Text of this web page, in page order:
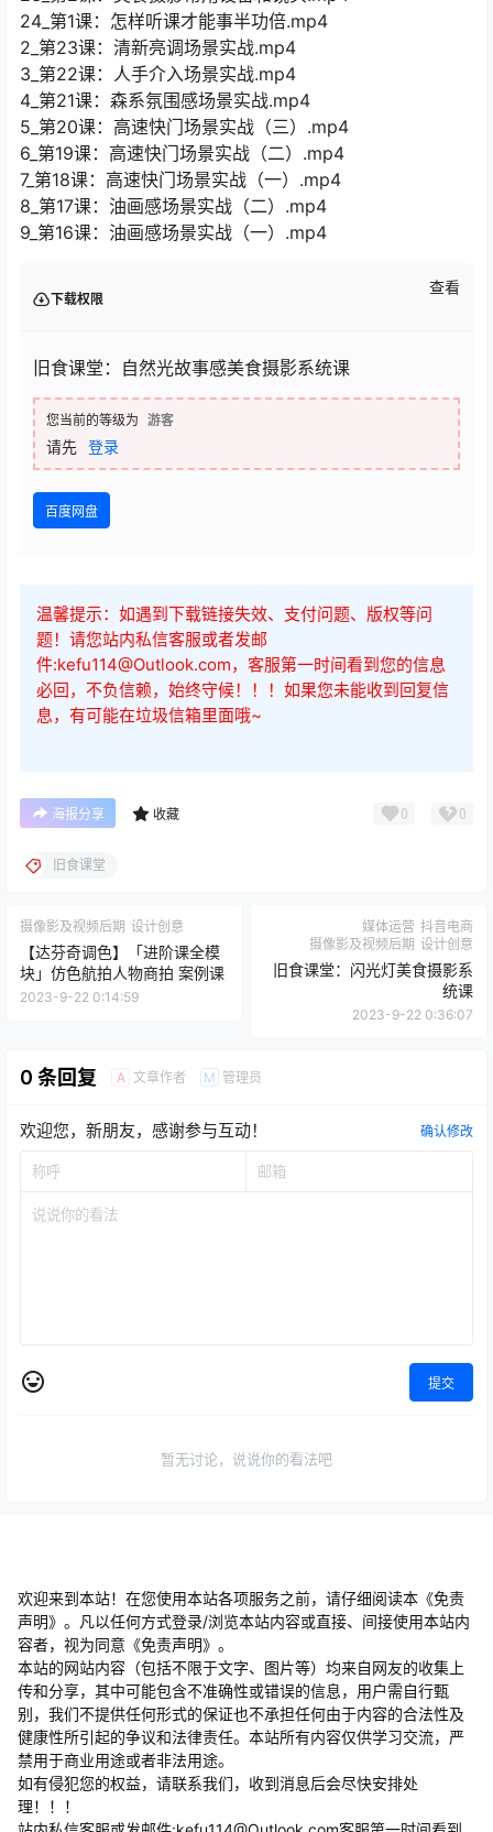
24_第1课：怎样听课才能事半功倍.mp4
2_第23课：清新亮调场景实战.mp4
3_第22课：人手介入场景实战.mp4
4_第21课：森系氛围感场景实战.mp4
5_第20课：高速快门场景实战（三）.mp4
6_第19课：高速快门场景实战（二）.mp4
7_第18课：高速快门场景实战（一）.mp4
8_第17课：油画感场景实战（二）.mp4
9_第16课：油画感场景实战（一）.mp4
下载权限
查看
旧食课堂：自然光故事感美食摄影系统课
您当前的等级为 游客
请先 登录
百度网盘
温馨提示：如遇到下载链接失效、支付问题、版权等问
题！请您站内私信客服或者发邮
件:kefu114@Outlook.com，客服第一时间看到您的信息
必回，不负信赖，始终守候！！！如果您未能收到回复信
息，有可能在垃圾信箱里面哦~
海报分享 收藏 0 0
旧食课堂
摄像影及视频后期 设计创意
【达芬奇调色】「进阶课全模
块」仿色航拍人物商拍 案例课
2023-9-22 0:14:59
媒体运营 抖音电商
摄像影及视频后期 设计创意
旧食课堂：闪光灯美食摄影系
统课
2023-9-22 0:36:07
0 条回复 A 文章作者 M 管理员
欢迎您，新朋友，感谢参与互动！ 确认修改
提交
暂无讨论，说说你的看法吧
欢迎来到本站！在您使用本站各项服务之前，请仔细阅读本《免责
声明》。凡以任何方式登录/浏览本站内容或直接、间接使用本站内
容者，视为同意《免责声明》。
本站的网站内容（包括不限于文字、图片等）均来自网友的收集上
传和分享，其中可能包含不准确性或错误的信息，用户需自行甄
别，我们不提供任何形式的保证也不承担任何由于内容的合法性及
健康性所引起的争议和法律责任。本站所有内容仅供学习交流，严
禁用于商业用途或者非法用途。
​如有侵犯您的权益，请联系我们，收到消息后会尽快安排处
理！！！